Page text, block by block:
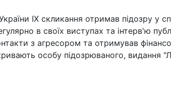
IX скликання отримав підозру у
в своїх виступах та інтерв'ю
з агресором та отримував
особу підозрюваного, видання